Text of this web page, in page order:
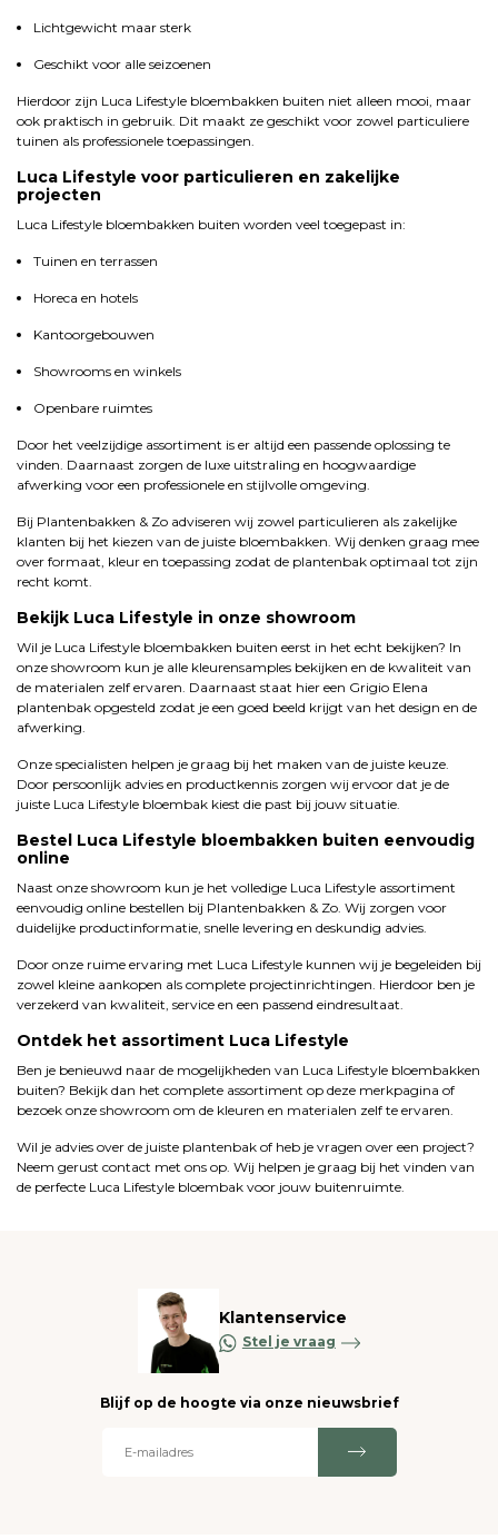
Lichtgewicht maar sterk
Geschikt voor alle seizoenen
Hierdoor zijn Luca Lifestyle bloembakken buiten niet alleen mooi, maar
ook praktisch in gebruik. Dit maakt ze geschikt voor zowel particuliere
tuinen als professionele toepassingen.
Luca Lifestyle voor particulieren en zakelijke
projecten
Luca Lifestyle bloembakken buiten worden veel toegepast in:
Tuinen en terrassen
Horeca en hotels
Kantoorgebouwen
Showrooms en winkels
Openbare ruimtes
Door het veelzijdige assortiment is er altijd een passende oplossing te
vinden. Daarnaast zorgen de luxe uitstraling en hoogwaardige
afwerking voor een professionele en stijlvolle omgeving.
Bij Plantenbakken & Zo adviseren wij zowel particulieren als zakelijke
klanten bij het kiezen van de juiste bloembakken. Wij denken graag mee
over formaat, kleur en toepassing zodat de plantenbak optimaal tot zijn
recht komt.
Bekijk Luca Lifestyle in onze showroom
Wil je Luca Lifestyle bloembakken buiten eerst in het echt bekijken? In
onze showroom kun je alle kleurensamples bekijken en de kwaliteit van
de materialen zelf ervaren. Daarnaast staat hier een Grigio Elena
plantenbak opgesteld zodat je een goed beeld krijgt van het design en de
afwerking.
Onze specialisten helpen je graag bij het maken van de juiste keuze.
Door persoonlijk advies en productkennis zorgen wij ervoor dat je de
juiste Luca Lifestyle bloembak kiest die past bij jouw situatie.
Bestel Luca Lifestyle bloembakken buiten eenvoudig
online
Naast onze showroom kun je het volledige Luca Lifestyle assortiment
eenvoudig online bestellen bij Plantenbakken & Zo. Wij zorgen voor
duidelijke productinformatie, snelle levering en deskundig advies.
Door onze ruime ervaring met Luca Lifestyle kunnen wij je begeleiden bij
zowel kleine aankopen als complete projectinrichtingen. Hierdoor ben je
verzekerd van kwaliteit, service en een passend eindresultaat.
Ontdek het assortiment Luca Lifestyle
Ben je benieuwd naar de mogelijkheden van Luca Lifestyle bloembakken
buiten? Bekijk dan het complete assortiment op deze merkpagina of
bezoek onze showroom om de kleuren en materialen zelf te ervaren.
Wil je advies over de juiste plantenbak of heb je vragen over een project?
Neem gerust contact met ons op. Wij helpen je graag bij het vinden van
de perfecte Luca Lifestyle bloembak voor jouw buitenruimte.
Klantenservice
Stel je vraag
Blijf op de hoogte via onze nieuwsbrief